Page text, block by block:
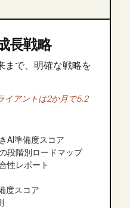
長戦略
まで、明確な戦略を
イアントは2か月で5.2
AI準備度スコア
段階別ロードマップ
性レポート
度スコア